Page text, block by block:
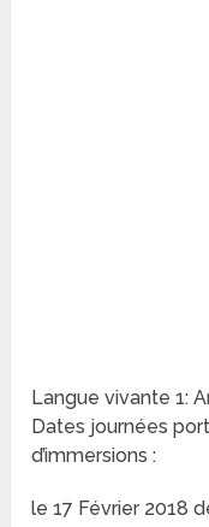
Langue vivante 1:
Dates journées
d’immersions :
le 17 Février 2018